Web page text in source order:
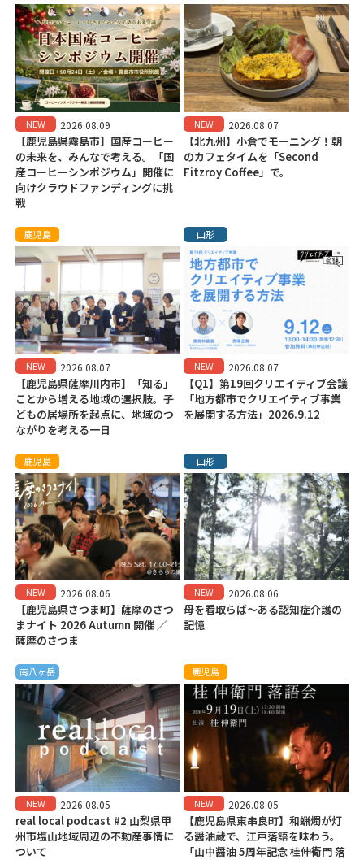
NEW 2026.08.09
【鹿児島県霧島市】国産コーヒー
の未来を、みんなで考える。「国
産コーヒーシンポジウム」開催に
向けクラウドファンディングに挑
戦
NEW 2026.08.07
【北九州】小倉でモーニング！朝
のカフェタイムを「Second
Fitzroy Coffee」で。
鹿児島
NEW 2026.08.07
【鹿児島県薩摩川内市】「知る」
ことから増える地域の選択肢。子
どもの居場所を起点に、地域のつ
ながりを考える一日
山形
NEW 2026.08.07
【Q1】第19回クリエイティブ会議
「地方都市でクリエイティブ事業
を展開する方法」2026.9.12
鹿児島
NEW 2026.08.06
【鹿児島県さつま町】薩摩のさつ
まナイト 2026 Autumn 開催 ／
薩摩のさつま
山形
NEW 2026.08.06
母を看取らば～ある認知症介護の
記憶
南八ヶ岳
NEW 2026.08.05
real local podcast #2 山梨県甲
州市塩山地域周辺の不動産事情に
ついて
鹿児島
NEW 2026.08.05
【鹿児島県東串良町】和蝋燭が灯
る醤油蔵で、江戸落語を味わう。
「山中醤油 5周年記念 桂伸衛門 落